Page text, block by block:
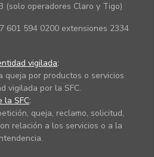
(solo operadores Claro y Tigo)
601 594 0200 extensiones 2334
vigilada:
queja por productos o servicios
vigilada por la SFC.
la SFC:
queja, reclamo, solicitud,
relación a los servicios o a la